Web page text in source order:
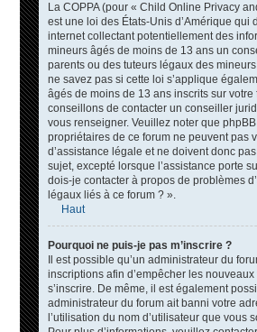
La COPPA (pour « Child Online Privacy
est une loi des États-Unis d’Amérique qui
internet collectant potentiellement des
mineurs âgés de moins de 13 ans un
parents ou des tuteurs légaux des
ne savez pas si cette loi s’applique
âgés de moins de 13 ans inscrits sur votre
conseillons de contacter un conseiller
vous renseigner. Veuillez noter que
propriétaires de ce forum ne peuvent pas
d’assistance légale et ne doivent donc
sujet, excepté lorsque l’assistance porte
dois-je contacter à propos de problèmes
légaux liés à ce forum ? ».
Haut
Pourquoi ne puis-je pas m’inscrire ?
Il est possible qu’un administrateur du
inscriptions afin d’empêcher les nouveaux
s’inscrire. De même, il est également
administrateur du forum ait banni votre
l’utilisation du nom d’utilisateur que vous